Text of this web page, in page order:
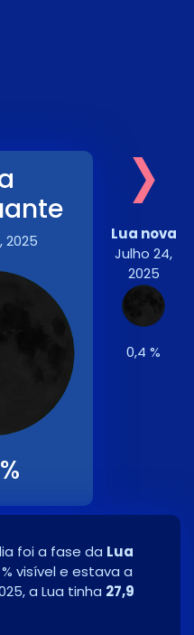
2025 ›
Lua nova
Julho 24,
2025
0,4 %
foi a fase da Lua
% visível e estava a
, a Lua tinha 27,9